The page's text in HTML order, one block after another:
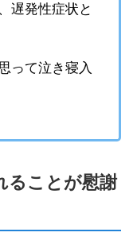
遅発性症状と
って泣き寝入
ることが慰謝